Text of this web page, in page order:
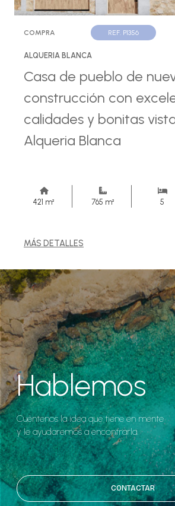
COMPRA REF. P1356
ALQUERIA BLANCA
Casa de pueblo de
construcción con
calidades y bonitas
Alqueria Blanca
421 m² 765 m² 5
MÁS DETALLES
Hablemos
Cuéntenos la idea que tiene en mente
y le ayudaremos a encontrarla.
CONTACTAR